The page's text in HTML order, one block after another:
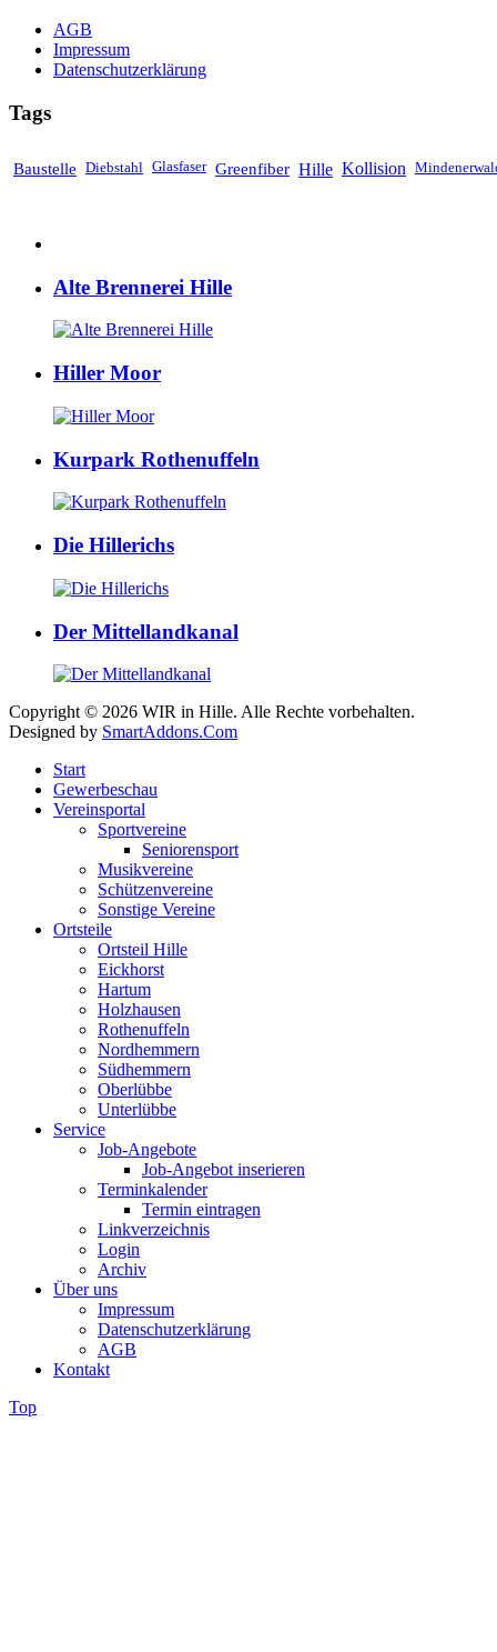
AGB
Impressum
Datenschutzerklärung
Tags
Baustelle Diebstahl Glasfaser Greenfiber Hille Kollision
Alte Brennerei Hille
Hiller Moor
Kurpark Rothenuffeln
Die Hillerichs
Der Mittellandkanal
Copyright © 2026 WIR in Hille. Alle Rechte vorbehalten.
Designed by SmartAddons.Com
Start
Gewerbeschau
Vereinsportal
Sportvereine
Seniorensport
Musikvereine
Schützenvereine
Sonstige Vereine
Ortsteile
Ortsteil Hille
Eickhorst
Hartum
Holzhausen
Rothenuffeln
Nordhemmern
Südhemmern
Oberlübbe
Unterlübbe
Service
Job-Angebote
Job-Angebot inserieren
Terminkalender
Termin eintragen
Linkverzeichnis
Login
Archiv
Über uns
Impressum
Datenschutzerklärung
AGB
Kontakt
Top